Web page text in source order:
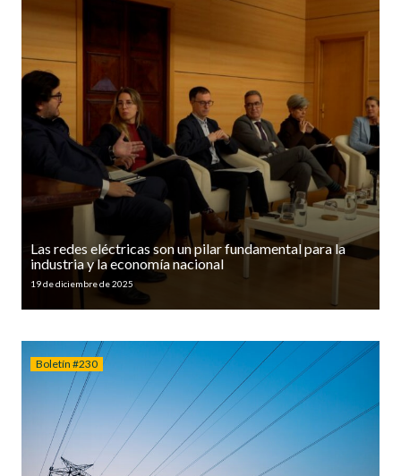
Las redes eléctricas son un pilar fundamental para la
industria y la economía nacional
19 de diciembre de 2025
Boletín #230